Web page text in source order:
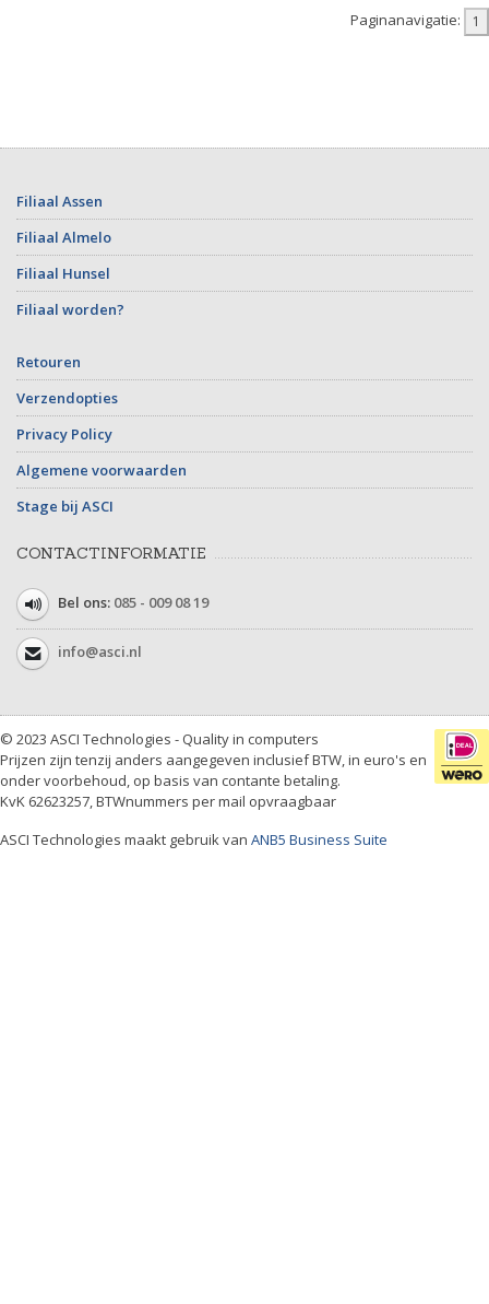
Paginanavigatie:
Filiaal Assen
Filiaal Almelo
Filiaal Hunsel
Filiaal worden?
Retouren
Verzendopties
Privacy Policy
Algemene voorwaarden
Stage bij ASCI
CONTACTINFORMATIE
Bel ons: 085 - 009 08 19
info@asci.nl
© 2023 ASCI Technologies - Quality in computers
Prijzen zijn tenzij anders aangegeven inclusief BTW, in euro's en
onder voorbehoud, op basis van contante betaling.
KvK 62623257, BTWnummers per mail opvraagbaar
ASCI Technologies maakt gebruik van ANB5 Business Suite